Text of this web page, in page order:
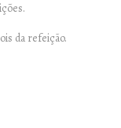
da refeição.